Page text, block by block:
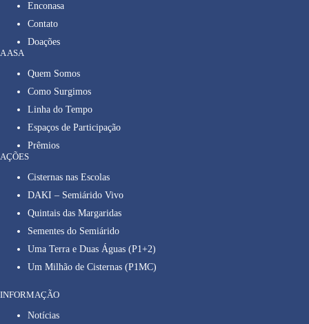
Enconasa
Contato
Doações
A ASA
Quem Somos
Como Surgimos
Linha do Tempo
Espaços de Participação
Prêmios
AÇÕES
Cisternas nas Escolas
DAKI – Semiárido Vivo
Quintais das Margaridas
Sementes do Semiárido
Uma Terra e Duas Águas (P1+2)
Um Milhão de Cisternas (P1MC)
INFORMAÇÃO
Notícias